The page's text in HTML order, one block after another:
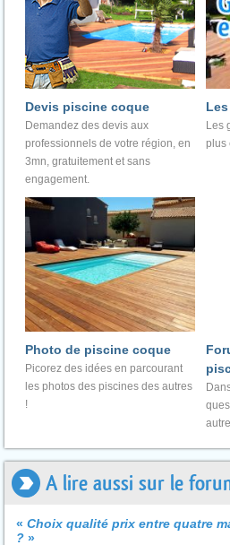
Devis piscine coque
Demandez des devis aux
professionnels de votre région, en
3mn, gratuitement et sans
engagement.
Les
plus
Photo de piscine coque
Picorez des idées en parcourant
les photos des piscines des autres
!
A lire aussi sur le
« Choix qualité prix entre quatre
? »